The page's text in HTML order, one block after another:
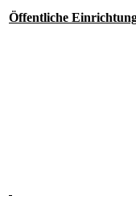
Öffentliche